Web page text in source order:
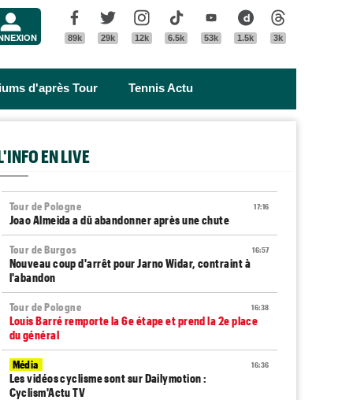
Facebook
89k
Twitter
29k
Instagram
12k
Tik Tok
6.5k
Youtube
53k
Dailymotion
1.5k 3k
d'après Tour Tennis Actu
EN LIVE
17:16
Tour de Pologne
Joao Almeida a dû abandonner après une chute
16:57
Tour de Burgos
Nouveau coup d'arrêt pour Jarno Widar, contraint à
l'abandon
16:38
Tour de Pologne
Louis Barré remporte la 6e étape et prend la 2e place
du général
16:36
Média
Les vidéos cyclisme sont sur Dailymotion :
Cyclism'Actu TV